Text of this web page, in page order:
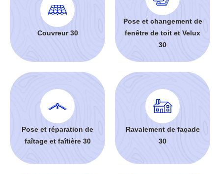
Couvreur 30
Pose et changement de
fenêtre de toit et Velux
30
Pose et réparation de
faîtage et faîtière 30
Ravalement de façade
30